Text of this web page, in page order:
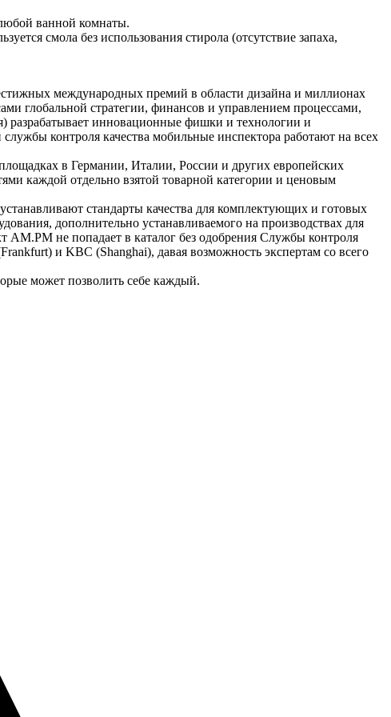
ванной комнаты.
смола без использования стирола (отсутствие запаха,
международных премий в области дизайна и миллионах
глобальной стратегии, финансов и управлением процессами,
разрабатывает инновационные фишки и технологии и
контроля качества мобильные инспектора работают на всех
в Германии, Италии, России и других европейских
каждой отдельно взятой товарной категории и ценовым
стандарты качества для комплектующих и готовых
дополнительно устанавливаемого на производствах для
АМ.РМ не попадает в каталог без одобрения Службы контроля
и KBC (Shanghai), давая возможность экспертам со всего
может позволить себе каждый.